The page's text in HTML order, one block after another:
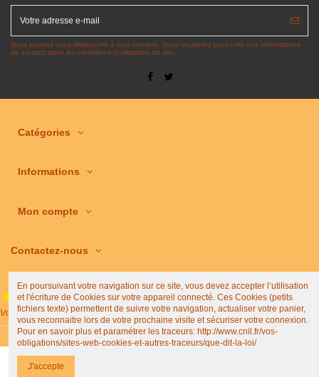
Vous pouvez vous désinscrire à tout moment. Vous trouverez pour cela nos informations
de contact dans les conditions d'utilisation du site.
Catégories
Informations
Mon compte
Contactez-nous
(4,9/5)
Voir tous les avis boutique
En poursuivant votre navigation sur ce site, vous devez accepter l’utilisation
et l'écriture de Cookies sur votre appareil connecté. Ces Cookies (petits
fichiers texte) permettent de suivre votre navigation, actualiser votre panier,
vous reconnaitre lors de votre prochaine visite et sécuriser votre connexion.
Pour en savoir plus et paramétrer les traceurs: http://www.cnil.fr/vos-
obligations/sites-web-cookies-et-autres-traceurs/que-dit-la-loi/
J'accepte